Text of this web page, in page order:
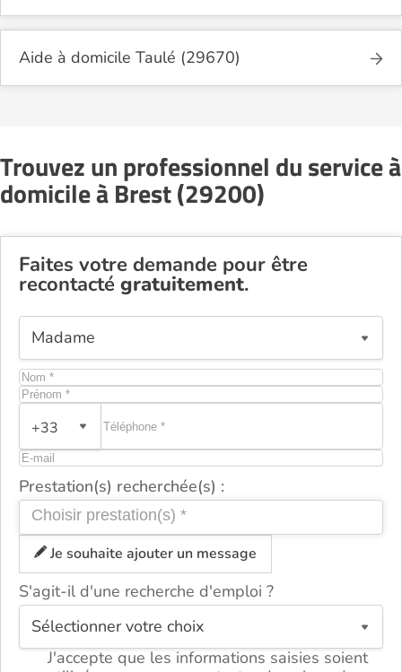
Aide à domicile Taulé (29670)
Trouvez un professionnel du service à
domicile à Brest (29200)
Faites votre demande pour être
recontacté gratuitement.
+33
Prestation(s) recherchée(s) :
Je souhaite ajouter un message
S'agit-il d'une recherche d'emploi ?
J'accepte que les informations saisies soient
ou